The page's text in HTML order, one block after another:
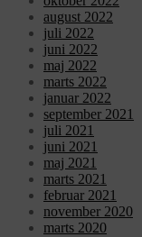
august 2022
juli 2022
juni 2022
maj 2022
marts 2022
januar 2022
september 2021
juli 2021
juni 2021
maj 2021
marts 2021
februar 2021
november 2020
marts 2020